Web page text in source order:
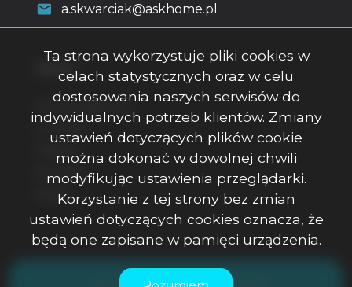
a.skwarciak@askhome.pl
O firmie
Kontakt
Rodo
ASK Office Anna Skwarciak © 2026
Ta strona wykorzystuje pliki cookies w
celach statystycznych oraz w celu
dostosowania naszych serwisów do
indywidualnych potrzeb klientów. Zmiany
ustawień dotyczących plików cookie
można dokonać w dowolnej chwili
modyfikując ustawienia przeglądarki.
Korzystanie z tej strony bez zmian
ustawień dotyczących cookies oznacza, że
będą one zapisane w pamięci urządzenia.